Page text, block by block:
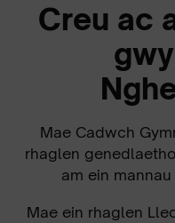
Creu ac
Mae Cadwch
rhaglen
am ein
Mae ein rhaglen